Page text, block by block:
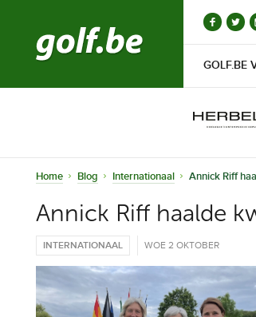
GOLF.BE
Home Blog Internationaal Annick Riff
Annick Riff haalde
INTERNATIONAAL WOE 2 OKTOBER